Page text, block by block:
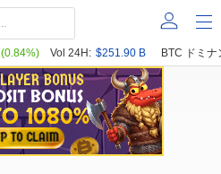
(0.84%) Vol 24H: $251.90 B BTC ドミナ